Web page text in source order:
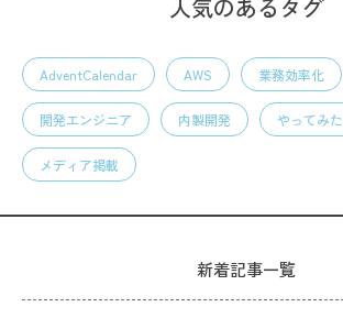
人気のあるタグ
AdventCalendar AWS 業務効率化
開発エンジニア 内製開発 やってみた
メディア掲載
新着記事一覧